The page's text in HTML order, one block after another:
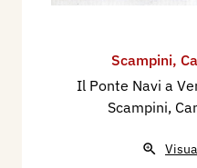
Scampini,
Il Ponte Navi a
Scampini,